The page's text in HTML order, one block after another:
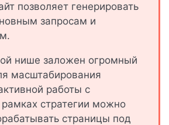
позволяет генерировать
запросам и
нише заложен огромный
масштабирования
работы с
стратегии можно
страницы под